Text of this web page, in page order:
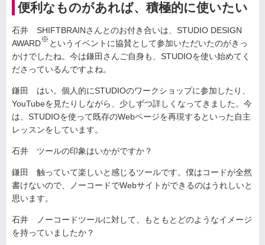
便利なものがあれば、積極的に使いたい
石井 SHIFTBRAINさんとのお付き合いは、STUDIO DESIGN
AWARD※ というイベントに協賛として参加いただいたのがきっ
かけでしたね。今は鎌田さんご自身も、STUDIOを使い始めてく
ださっているんですよね。
鎌田 はい。個人的にSTUDIOのワークショップに参加したり、
YouTubeを見たりしながら、少しずつ詳しくなってきました。今
は、STUDIOを使って既存のWebページを再現するといった自主
レッスンをしています。
石井 ツールの印象はいかがですか？
鎌田 触っていて楽しいと感じるツールです。僕はコードが全然
書けないので、ノーコードでWebサイトができるのはうれしいと
思います。
石井 ノーコードツールに対して、もともとどのようなイメージ
を持っていましたか？